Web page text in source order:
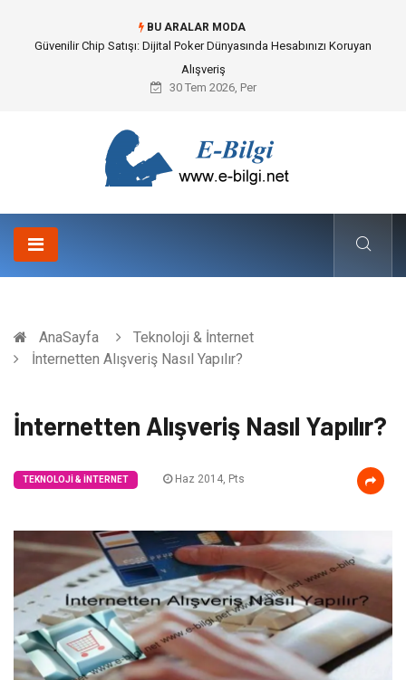
BU ARALAR MODA
Güvenilir Chip Satışı: Dijital Poker Dünyasında Hesabınızı Koruyan
Alışveriş
30 Tem 2026, Per
AnaSayfa
Teknoloji & İnternet
İnternetten Alışveriş Nasıl Yapılır?
İnternetten Alışveriş Nasıl Yapılır?
TEKNOLOJI & İNTERNET Haz 2014, Pts